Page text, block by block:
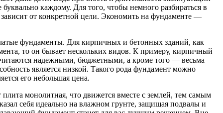
каждому. Для того, чтобы немного разбираться в
зависит от конкретной цели. Экономить на фундаменте —
фундаменты. Для кирпичных и бетонных зданий, как
то он бывает нескольких видов. К примеру, кирпичный
надежными, бюджетными, а кроме того — весьма
является низкой. Такого рода фундамент можно
его небольшая цена.
монолитная, что движется вместе с землей, тем самым
себя идеально на влажном грунте, защищая подвалы и